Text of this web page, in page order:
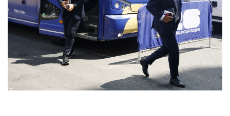
Bóng đá
Lịch thi đấu bóng đá
Thế giới thể thao
Ô tô - Xe máy
Ô tô
Xe máy
Tư vấn